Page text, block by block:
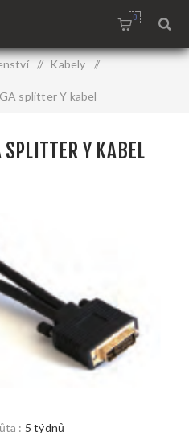
0
/ Kabely /
splitter Y kabel
Y KABEL
: 5 týdnů